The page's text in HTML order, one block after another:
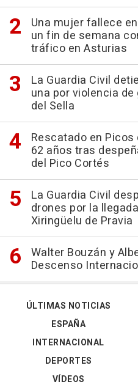
Una mujer fallece
un fin de semana
tráfico en Asturias
La Guardia Civil
una por violencia
del Sella
Rescatado en
62 años tras
del Pico Cortés
La Guardia Civil
drones por la
Xiringüelu de Pravia
Walter Bouzán y
Descenso
ÚLTIMAS NOTICIAS
ESPAÑA
INTERNACIONAL
DEPORTES
VÍDEOS